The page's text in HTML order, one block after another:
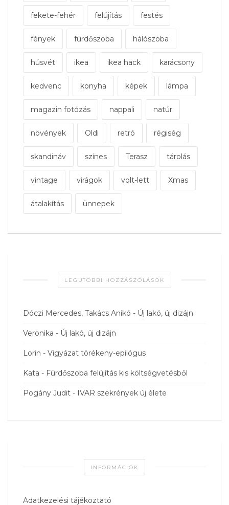
fekete-fehér felújítás festés
fények fürdőszoba hálószoba
húsvét ikea ikea hack karácsony
kedvenc konyha képek lámpa
magazin fotózás nappali natúr
növények Oldi retró régiség
skandináv színes Terasz tárolás
vintage virágok volt-lett Xmas
átalakítás ünnepek
LEGUTÓBBI HOZZÁSZÓLÁSOK
Dóczi Mercedes, Takács Anikó - Új lakó, új dizájn
Veronika - Új lakó, új dizájn
Lorin - Vigyázat törékeny-epilógus
Kata - Fürdőszoba felújítás kis költségvetésből
Pogány Judit - IVAR szekrények új élete
INFORMÁCIÓK
Adatkezelési tájékoztató